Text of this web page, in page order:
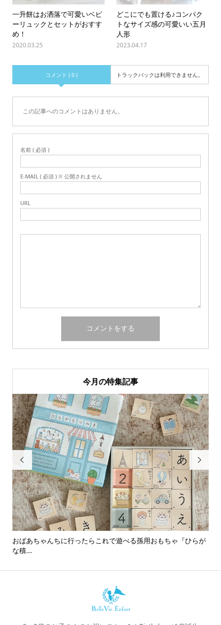
一升餅はお洒落で可愛いベビ
ーリュックとセットがおすす
め！
2020.03.25
どこにでも置ける♪コンパク
トなサイズ感の可愛いい五月
人形
2023.04.17
コメント ( 0 ) トラックバックは利用できません。
この記事へのコメントはありません。
名前 ( 必須 )
E-MAIL ( 必須 ) ※ 公開されません
URL
今月の特集記事

おばあちゃんちに行ったらこれで遊べる孫用おもちゃ『ひらが
な積...
